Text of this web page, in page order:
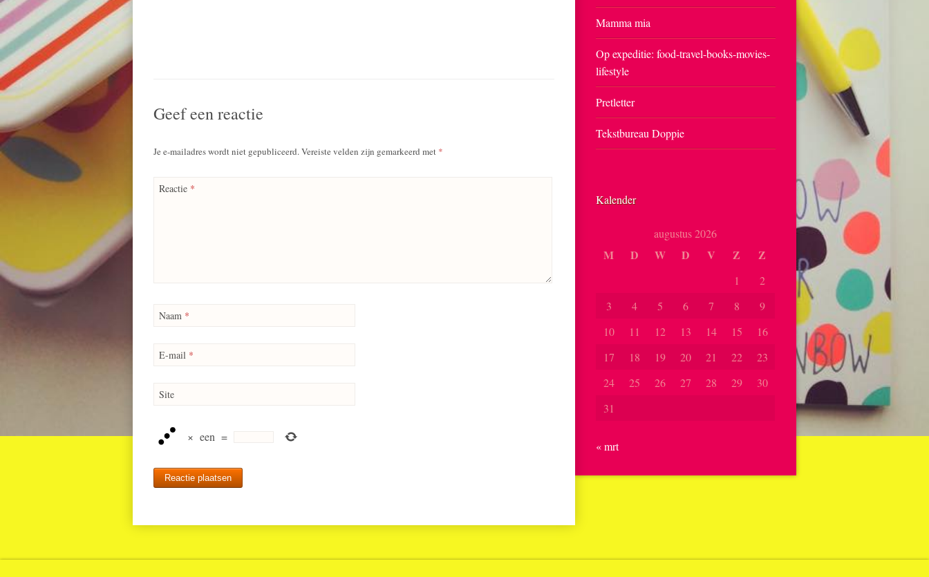
Geef een reactie
Je e-mailadres wordt niet gepubliceerd.Vereiste velden zijn gemarkeerd met *
Reactie *
Naam *
E-mail *
Site
× een =
Mamma mia
Op expeditie: food-travel-books-movies-
lifestyle
Pretletter
Tekstbureau Doppie
Kalender
augustus 2026
M D W D V Z Z
1
2
3
4 5 6 7 8
9
10
11 12 13 14 15
16
17
18 19 20 21 22
23
24
25 26 27 28 29
30
31
« mrt